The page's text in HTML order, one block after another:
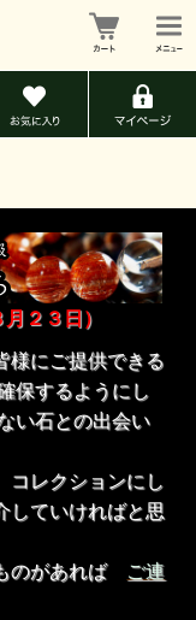
２３日）
にご提供できる
保するようにし
い石との出会い
レクションにし
ていければと思
のがあれば ご連